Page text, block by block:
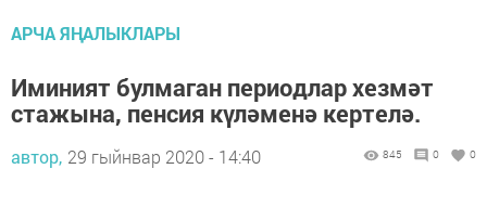
АРЧА ЯҢАЛЫКЛАРЫ
Иминият булмаган периодлар хезмәт
стажына, пенсия күләменә кертелә.
автор, 29 гыйнвар 2020 - 14:40 845 0 0